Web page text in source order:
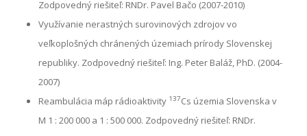
Zodpovedný riešiteľ: RNDr. Pavel Bačo (2007-2010)
Využívanie nerastných surovinových zdrojov vo
veľkoplošných chránených územiach prírody Slovenskej
republiky. Zodpovedný riešiteľ: Ing. Peter Baláž, PhD. (2004-
2007)
Reambulácia máp rádioaktivity 137Cs územia Slovenska v
M 1 : 200 000 a 1 : 500 000. Zodpovedný riešiteľ: RNDr.